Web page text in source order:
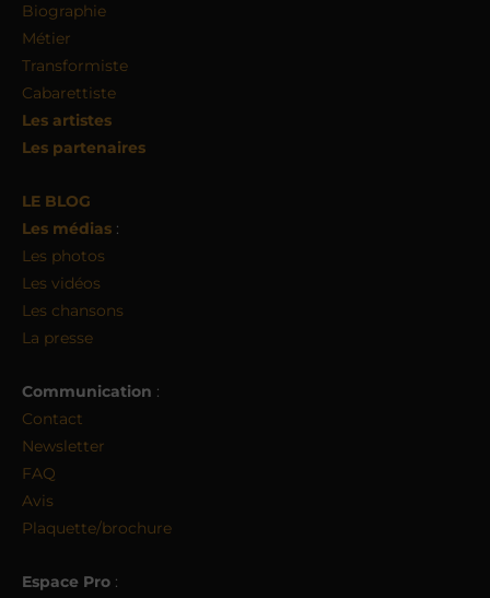
Biographie
Métier
Transformiste
Cabarettiste
Les artistes
Les partenaires
LE BLOG
Les médias :
Les photos
Les vidéos
Les chansons
La presse
Communication :
Contact
Newsletter
FAQ
Avis
Plaquette/brochure
Espace Pro :